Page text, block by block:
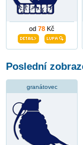
od 78 Kč
Poslední
granátovec